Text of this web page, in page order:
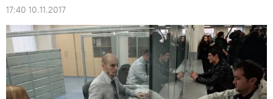
17:40 10.11.2017